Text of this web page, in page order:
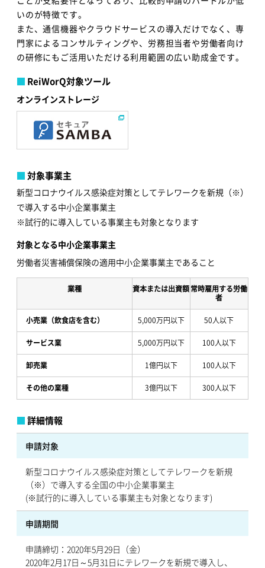
いのが特徴です。
また、通信機器やクラウドサービスの導入だけでなく、専
門家によるコンサルティングや、労務担当者や労働者向け
の研修にもご活用いただける利用範囲の広い助成金です。
ReiWorQ対象ツール
オンラインストレージ
対象事業主
新型コロナウイルス感染症対策としてテレワークを新規（※）
で導入する中小企業事業主
※試行的に導入している事業主も対象となります
対象となる中小企業事業主
労働者災害補償保険の適用中小企業事業主であること
業種 資本または出資額常時雇用する労働
者
小売業（飲食店を含む） 5,000万円以下 50人以下
サービス業 5,000万円以下 100人以下
卸売業 1億円以下 100人以下
その他の業種 3億円以下 300人以下
詳細情報
申請対象
新型コロナウイルス感染症対策としてテレワークを新規
（※）で導入する全国の中小企業事業主
(※試行的に導入している事業主も対象となります)
申請期間
申請締切：2020年5月29日（金）
2020年2月17日～5月31日にテレワークを新規で導入し、